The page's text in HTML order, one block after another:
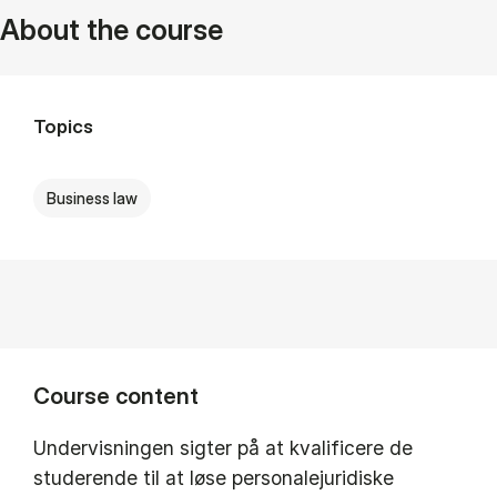
About the course
Topics
Business law
Course content
Undervisningen sigter på at kvalificere de
studerende til at løse personalejuridiske